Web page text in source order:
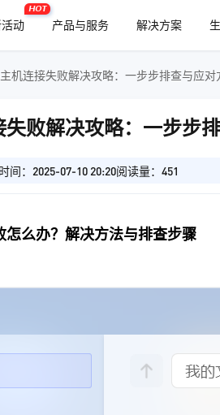
动
HOT
产品与服务 解决方案
机连接失败解决攻略：一步步排查与应对
失败解决攻略：一步步
间：2025-07-10 20:20阅读量：451
怎么办？解决方法与排查步骤